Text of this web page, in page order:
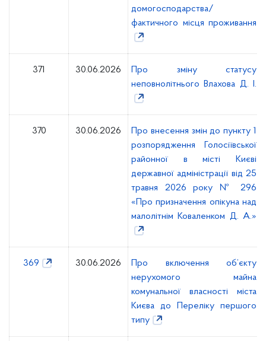
домогосподарства/
фактичного місця проживання
371 30.06.2026
Про зміну статусу
неповнолітнього Влахова Д. І.
370 30.06.2026
Про внесення змін до пункту 1
розпорядження Голосіївської
районної в місті Києві
державної адміністрації від 25
травня 2026 року № 296
«Про призначення опікуна над
малолітнім Коваленком Д. А.»
369 30.06.2026
Про включення об’єкту
нерухомого майна
комунальної власності міста
Києва до Переліку першого
типу